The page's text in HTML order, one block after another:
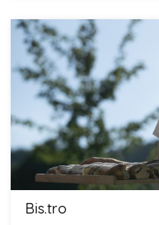
Bis.tro